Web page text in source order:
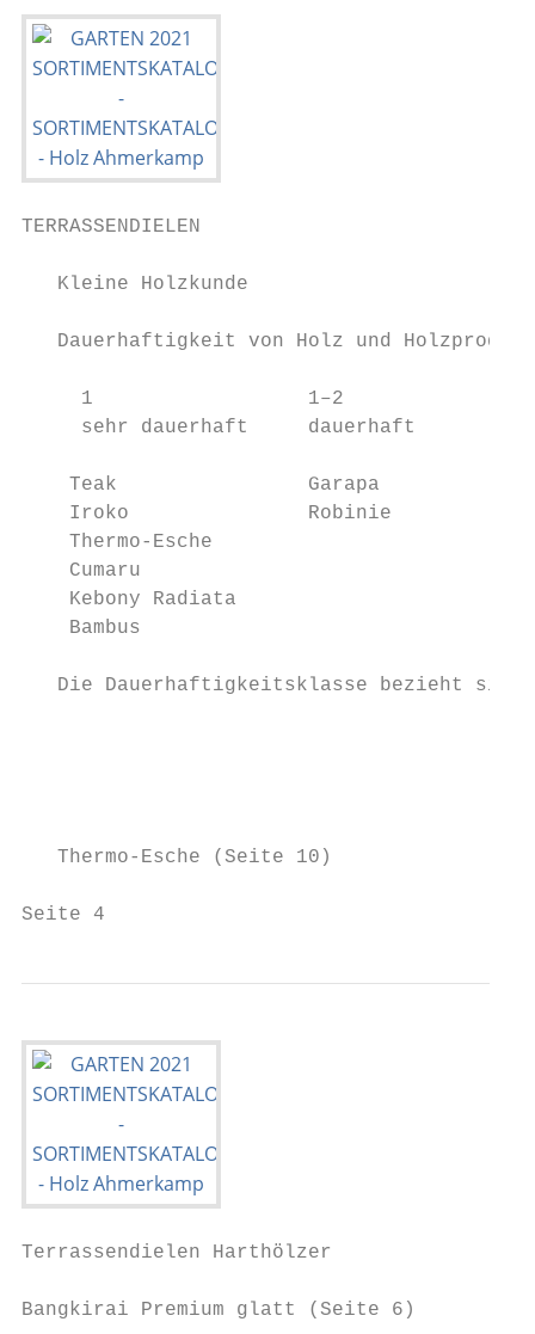
TERRASSENDIELEN
   Kleine Holzkunde
Dauerhaftigkeit von Holz und
1                  1–2
sehr dauerhaft     dauerhaft
Teak                Garapa
Iroko               Robinie
Thermo-Esche
Cumaru
Kebony Radiata
Bambus
Die Dauerhaftigkeitsklasse bezieht
   Thermo-Esche (Seite 10)
Seite 4
Terrassendielen Harthölzer
Bangkirai Premium glatt (Seite 6)